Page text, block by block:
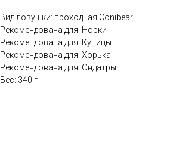
Вид ловушки: проходная Conibear
Рекомендована для: Норки
Рекомендована для: Куницы
Рекомендована для: Хорька
Рекомендована для: Ондатры
Вес: 340 г